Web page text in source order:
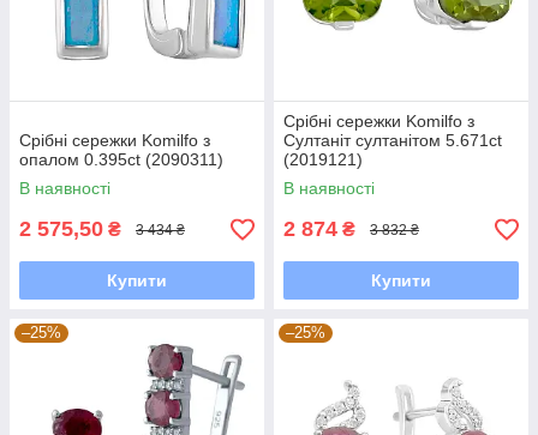
Срібні сережки Komilfo з
опалом 0.395ct (2090311)
В наявності
2 575,50 ₴ 3 434 ₴
Купити
Срібні сережки Komilfo з
Султаніт султанітом 5.671ct
(2019121)
В наявності
2 874 ₴ 3 832 ₴
Купити
–25% –25%